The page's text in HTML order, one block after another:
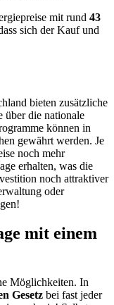
mit rund 43
sich der Kauf und
bieten zusätzliche
über die nationale
können in
gewährt werden. Je
noch mehr
erhalten, was die
noch attraktiver
oder
mit einem
Möglichkeiten. In
Gesetz bei fast jeder